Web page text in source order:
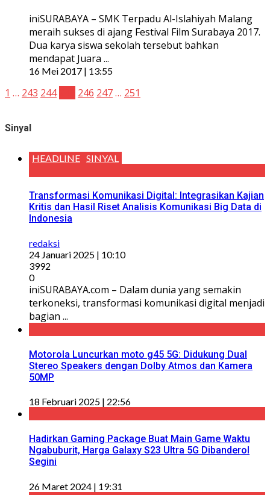
iniSURABAYA – SMK Terpadu Al-Islahiyah Malang
meraih sukses di ajang Festival Film Surabaya 2017.
Dua karya siswa sekolah tersebut bahkan
mendapat Juara ...
16 Mei 2017 | 13:55
1 … 243 244 246 247… 251
Sinyal
HEADLINE SINYAL
Transformasi Komunikasi Digital: Integrasikan Kajian
Kritis dan Hasil Riset Analisis Komunikasi Big Data di
Indonesia
redaksi
24 Januari 2025 | 10:10
3992
0
iniSURABAYA.com – Dalam dunia yang semakin
terkoneksi, transformasi komunikasi digital menjadi
bagian ...
Motorola Luncurkan moto g45 5G: Didukung Dual
Stereo Speakers dengan Dolby Atmos dan Kamera
50MP
18 Februari 2025 | 22:56
Hadirkan Gaming Package Buat Main Game Waktu
Ngabuburit, Harga Galaxy S23 Ultra 5G Dibanderol
Segini
26 Maret 2024 | 19:31